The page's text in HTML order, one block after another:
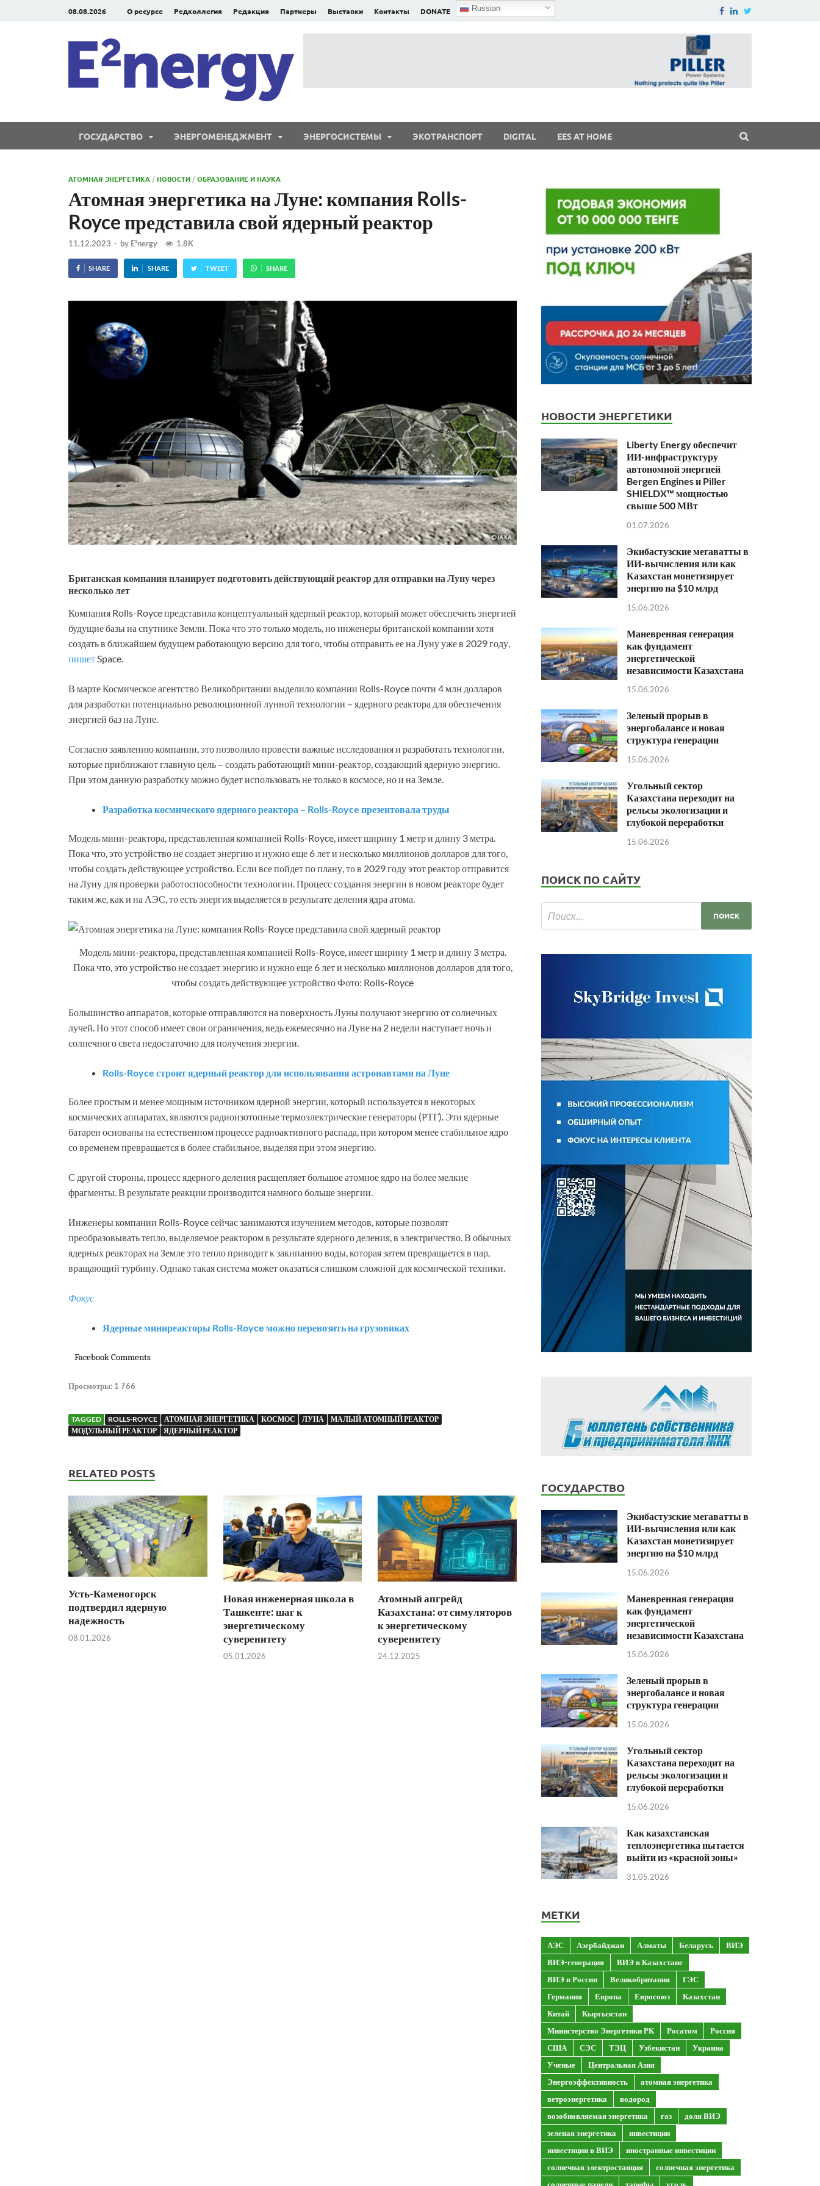
08.08.2026 О ресурсе Редколлегия Редакция Партнеры Выставки Контакты DONATE Russian
ГОСУДАРСТВО ЭНЕРГОМЕНЕДЖМЕНТ ЭНЕРГОСИСТЕМЫ ЭКОТРАНСПОРТ DIGITAL EES AT HOME
АТОМНАЯ ЭНЕРГЕТИКА /НОВОСТИ /ОБРАЗОВАНИЕ И НАУКА
Атомная энергетика на Луне: компания Rolls-
Royce представила свой ядерный реактор
11.12.2023 - by E²nergy 1.8K
SHARE SHARE TWEET SHARE
Британская компания планирует подготовить действующий реактор для отправки на Луну через
несколько лет
Компания Rolls-Royce представила концептуальный ядерный реактор, который может обеспечить энергией
будущие базы на спутнике Земли. Пока что это только модель, но инженеры британской компании хотя
создать в ближайшем будущем работающую версию для того, чтобы отправить ее на Луну уже в 2029 году,
пишетSpace.
В марте Космическое агентство Великобритании выделило компании Rolls-Royce почти 4 млн долларов
для разработки потенциально революционной лунной технологии – ядерного реактора для обеспечения
энергией баз на Луне.
Согласно заявлению компании, это позволило провести важные исследования и разработать технологии,
которые приближают главную цель – создать работающий мини-реактор, создающий ядерную энергию.
При этом данную разработку можно будет использовать не только в космосе, но и на Земле.
Разработка космического ядерного реактора – Rolls-Royce презентовала труды
Модель мини-реактора, представленная компанией Rolls-Royce, имеет ширину 1 метр и длину 3 метра.
Пока что, это устройство не создает энергию и нужно еще 6 лет и несколько миллионов долларов для того,
чтобы создать действующее устройство. Если все пойдет по плану, то в 2029 году этот реактор отправится
на Луну для проверки работоспособности технологии. Процесс создания энергии в новом реакторе будет
таким же, как и на АЭС, то есть энергия выделяется в результате деления ядра атома.
Модель мини-реактора, представленная компанией Rolls-Royce, имеет ширину 1 метр и длину 3 метра.
Пока что, это устройство не создает энергию и нужно еще 6 лет и несколько миллионов долларов для того,
чтобы создать действующее устройство Фото: Rolls-Royce
Большинство аппаратов, которые отправляются на поверхность Луны получают энергию от солнечных
лучей. Но этот способ имеет свои ограничения, ведь ежемесячно на Луне на 2 недели наступает ночь и
солнечного света недостаточно для получения энергии.
Rolls-Royce строит ядерный реактор для использования астронавтами на Луне
Более простым и менее мощным источником ядерной энергии, который используется в некоторых
космических аппаратах, являются радиоизотопные термоэлектрические генераторы (РТГ). Эти ядерные
батареи основаны на естественном процессе радиоактивного распада, при котором менее стабильное ядро
со временем превращается в более стабильное, выделяя при этом энергию.
С другой стороны, процесс ядерного деления расщепляет большое атомное ядро на более мелкие
фрагменты. В результате реакции производится намного больше энергии.
Инженеры компании Rolls-Royce сейчас занимаются изучением методов, которые позволят
преобразовывать тепло, выделяемое реактором в результате ядерного деления, в электричество. В обычных
ядерных реакторах на Земле это тепло приводит к закипанию воды, которая затем превращается в пар,
вращающий турбину. Однако такая система может оказаться слишком сложной для космической техники.
Фокус
Ядерные миниреакторы Rolls-Royce можно перевозить на грузовиках
Facebook Comments
Просмотры: 1 766
TAGGED ROLLS-ROYCE АТОМНАЯ ЭНЕРГЕТИКА КОСМОС ЛУНА
МАЛЫЙ АТОМНЫЙ РЕАКТОР
МОДУЛЬНЫЙ РЕАКТОР
ЯДЕРНЫЙ РЕАКТОР
RELATED POSTS
Усть-Каменогорск
подтвердил ядерную
надежность
08.01.2026
Новая инженерная школа в
Ташкенте: шаг к
энергетическому
суверенитету
05.01.2026
Атомный апгрейд
Казахстана: от симуляторов
к энергетическому
суверенитету
24.12.2025
НОВОСТИ ЭНЕРГЕТИКИ
Liberty Energy обеспечит
ИИ-инфраструктуру
автономной энергией
Bergen Engines и Piller
SHIELDX™ мощностью
свыше 500 МВт
01.07.2026
Экибастузские мегаватты в
ИИ-вычисления или как
Казахстан монетизирует
энергию на $10 млрд
15.06.2026
Маневренная генерация
как фундамент
энергетической
независимости Казахстана
15.06.2026
Зеленый прорыв в
энергобалансе и новая
структура генерации
15.06.2026
Угольный сектор
Казахстана переходит на
рельсы экологизации и
глубокой переработки
15.06.2026
ПОИСК ПО САЙТУ
ГОСУДАРСТВО
Экибастузские мегаватты в
ИИ-вычисления или как
Казахстан монетизирует
энергию на $10 млрд
15.06.2026
Маневренная генерация
как фундамент
энергетической
независимости Казахстана
15.06.2026
Зеленый прорыв в
энергобалансе и новая
структура генерации
15.06.2026
Угольный сектор
Казахстана переходит на
рельсы экологизации и
глубокой переработки
15.06.2026
Как казахстанская
теплоэнергетика пытается
выйти из «красной зоны»
31.05.2026
МЕТКИ
АЭС Азербайджан Алматы Беларусь
ВИЭ
ВИЭ-генерация
ВИЭ в Казахстане
ВИЭ в России
Великобритания
ГЭС
Германия
Европа Евросоюз
Казахстан
Китай
Кыргызстан
Министерство Энергетики РК
Росатом
Россия
США
СЭС ТЭЦ Узбекистан
Украина
Ученые
Центральная Азия
Энергоэффективность
атомная энергетика
ветроэнергетика
водород
возобновляемая энергетика
газ
доля ВИЭ
зеленая энергетика
инвестиции
инвестиции в ВИЭ
иностранные инвестиции
солнечная электростанция
солнечная энергетика
солнечные панели
тарифы уголь